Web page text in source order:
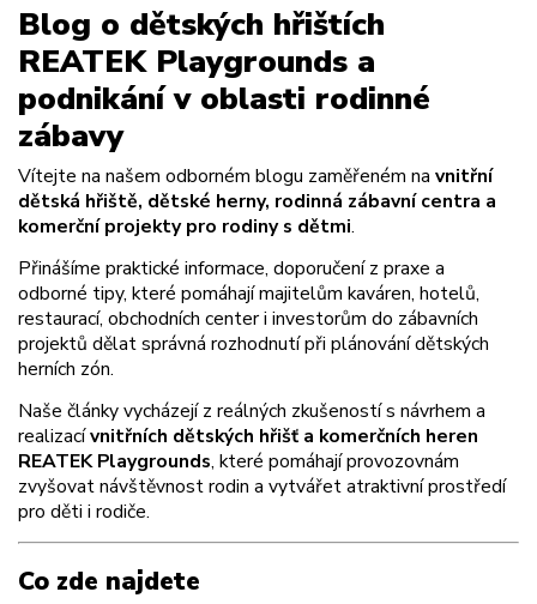
Blog o dětských hřištích
REATEK Playgrounds a
podnikání v oblasti rodinné
zábavy
Vítejte na našem odborném blogu zaměřeném na vnitřní
dětská hřiště, dětské herny, rodinná zábavní centra a
komerční projekty pro rodiny s dětmi.
Přinášíme praktické informace, doporučení z praxe a
odborné tipy, které pomáhají majitelům kaváren, hotelů,
restaurací, obchodních center i investorům do zábavních
projektů dělat správná rozhodnutí při plánování dětských
herních zón.
Naše články vycházejí z reálných zkušeností s návrhem a
realizacívnitřních dětských hřišť a komerčních heren
REATEK Playgrounds, které pomáhají provozovnám
zvyšovat návštěvnost rodin a vytvářet atraktivní prostředí
pro děti i rodiče.
Co zde najdete